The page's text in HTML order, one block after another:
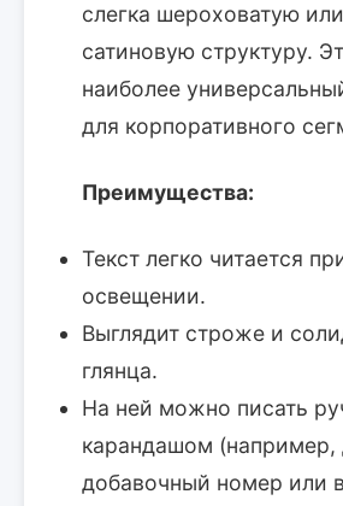
слегка шероховатую или
сатиновую структуру.
наиболее
для корпоративного
Преимущества:
Текст легко читается
освещении.
Выглядит строже и
глянца.
На ней можно писать
карандашом (например,
добавочный номер или